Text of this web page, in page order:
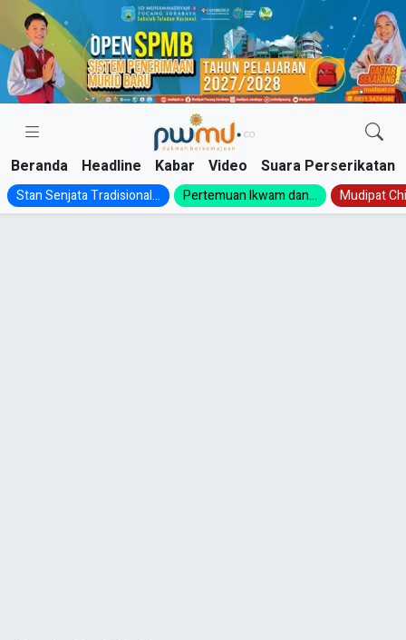
Skip
content
Beranda Headline Kabar Video Suara Perserikatan
Stan Senjata Tradisional... Pertemuan Ikwam dan... Mudipat